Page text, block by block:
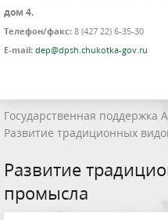
дом 4.
Телефон/факс: 8 (427 22) 6-35-30
E-mail: dep@dpsh.chukotka-gov.ru
Государственная поддержка
Развитие традиционных
Развитие
промысла